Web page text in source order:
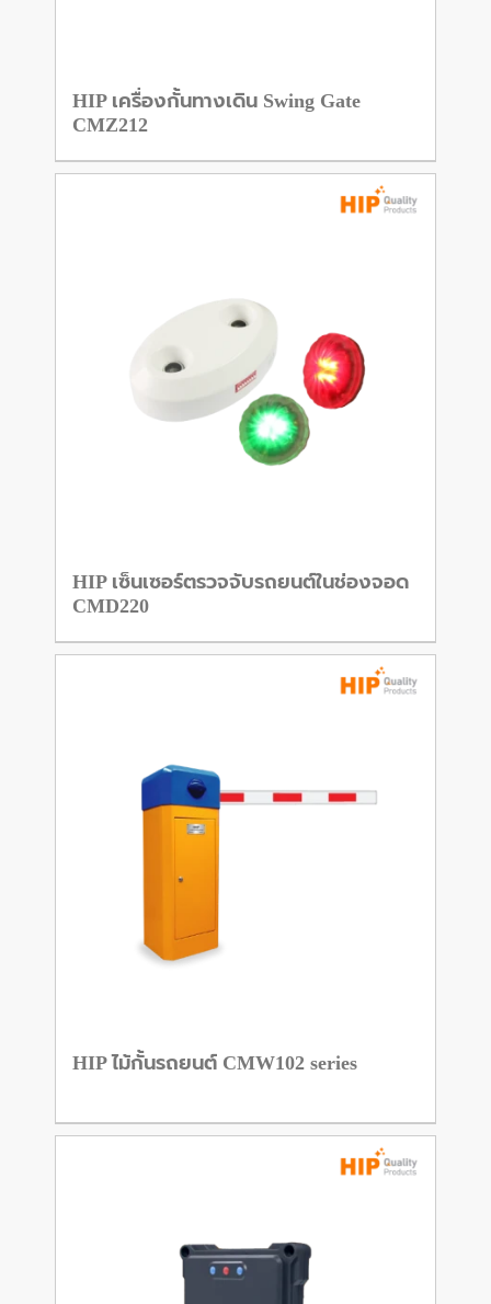
HIP เครื่องกั้นทางเดิน Swing Gate
CMZ212
HIP เซ็นเซอร์ตรวจจับรถยนต์ในช่องจอด
CMD220
HIP ไม้กั้นรถยนต์ CMW102 series